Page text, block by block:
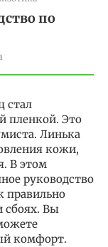
по
стал
пленкой. Это
Линька
кожи,
В этом
руководство
правильно
сбоях. Вы
комфорт.